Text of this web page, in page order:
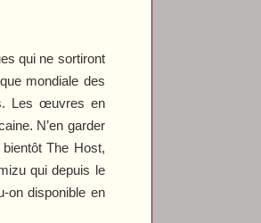
qui ne sortiront
mondiale des
Les œuvres en
N’en garder
The Host,
qui depuis le
on disponible en